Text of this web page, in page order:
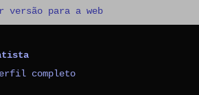
versão para a web
completo